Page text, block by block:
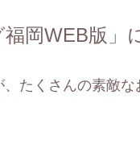
岡WEB版」
たくさんの素敵